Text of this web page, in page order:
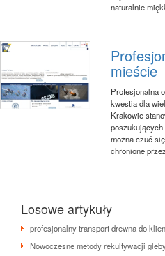
naturalnie
mieście
Profesjonalna
kwestia dla
Krakowie
można czuć
chronione
Losowe artykuły
profesjonalny transport drewna do
Nowoczesne metody rekultywacji